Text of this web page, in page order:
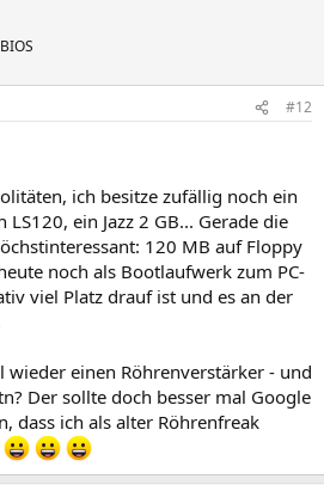
#12
ich besitze zufällig noch ein
ein Jazz 2 GB... Gerade die
120 MB auf Floppy
noch als Bootlaufwerk zum PC-
viel Platz drauf ist und es an der
wieder einen Röhrenverstärker - und
Der sollte doch besser mal Google
dass ich als alter Röhrenfreak